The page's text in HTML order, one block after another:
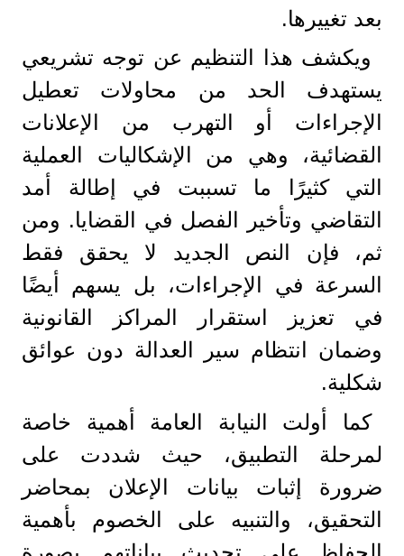
بعد تغييرها.
ويكشف هذا التنظيم عن توجه تشريعي
يستهدف الحد من محاولات تعطيل
الإجراءات أو التهرب من الإعلانات
القضائية، وهي من الإشكاليات العملية
التي كثيرًا ما تسببت في إطالة أمد
التقاضي وتأخير الفصل في القضايا. ومن
ثم، فإن النص الجديد لا يحقق فقط
السرعة في الإجراءات، بل يسهم أيضًا
في تعزيز استقرار المراكز القانونية
وضمان انتظام سير العدالة دون عوائق
شكلية.
كما أولت النيابة العامة أهمية خاصة
لمرحلة التطبيق، حيث شددت على
ضرورة إثبات بيانات الإعلان بمحاضر
التحقيق، والتنبيه على الخصوم بأهمية